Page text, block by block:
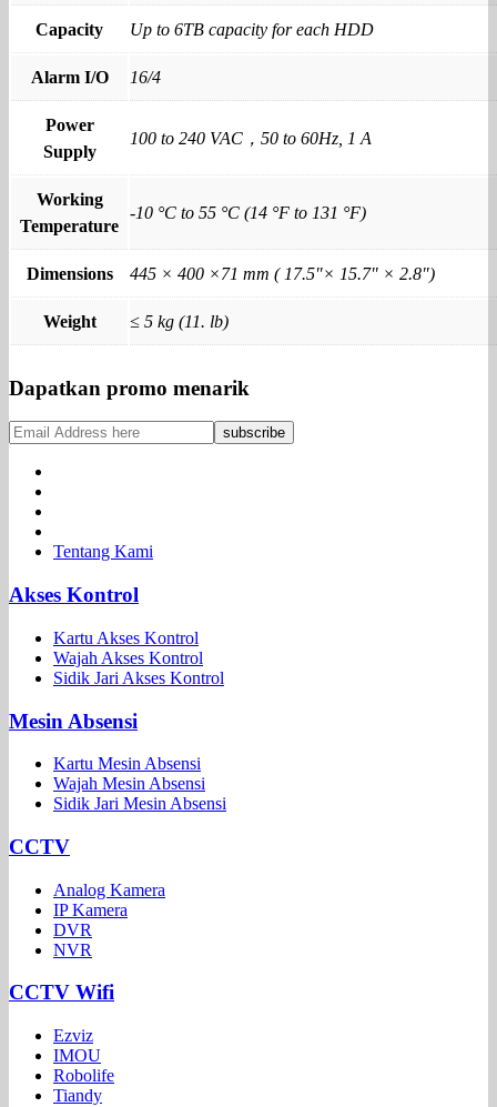
Capacity Up to 6TB capacity for each HDD
Alarm I/O 16/4
Power
Supply
100 to 240 VAC，50 to 60Hz, 1 A
Working
Temperature
-10 °C to 55 °C (14 °F to 131 °F)
Dimensions 445 × 400 ×71 mm ( 17.5"× 15.7" × 2.8")
Weight ≤ 5 kg (11. lb)
Dapatkan promo menarik
Tentang Kami
Akses Kontrol
Kartu Akses Kontrol
Wajah Akses Kontrol
Sidik Jari Akses Kontrol
Mesin Absensi
Kartu Mesin Absensi
Wajah Mesin Absensi
Sidik Jari Mesin Absensi
CCTV
Analog Kamera
IP Kamera
DVR
NVR
CCTV Wifi
Ezviz
IMOU
Robolife
Tiandy